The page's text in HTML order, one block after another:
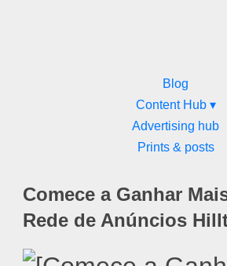
Blog
Content Hub ▾
Advertising hub
Prints & posts
Comece a Ganhar
Rede de Anúncios